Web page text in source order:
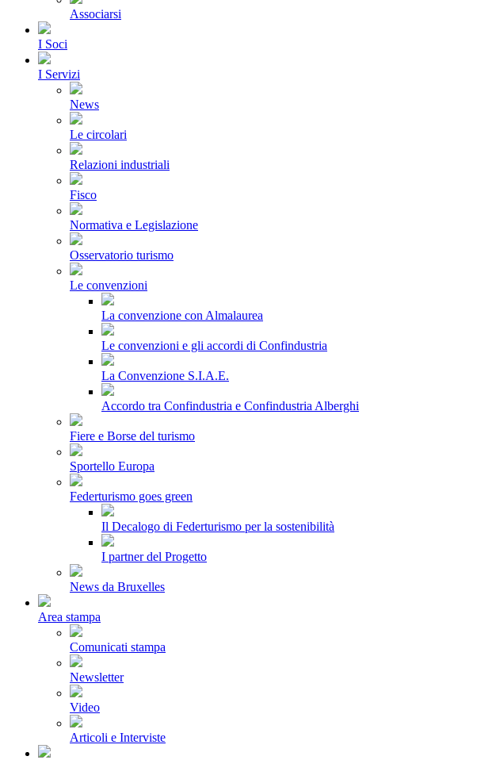
Associarsi
I Soci
I Servizi
News
Le circolari
Relazioni industriali
Fisco
Normativa e Legislazione
Osservatorio turismo
Le convenzioni
La convenzione con Almalaurea
Le convenzioni e gli accordi di Confindustria
La Convenzione S.I.A.E.
Accordo tra Confindustria e Confindustria Alberghi
Fiere e Borse del turismo
Sportello Europa
Federturismo goes green
Il Decalogo di Federturismo per la sostenibilità
I partner del Progetto
News da Bruxelles
Area stampa
Comunicati stampa
Newsletter
Video
Articoli e Interviste